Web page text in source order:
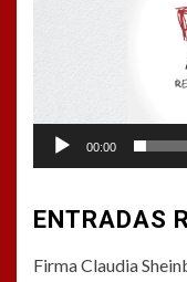
00:00
ENTRADAS
Firma Claudia